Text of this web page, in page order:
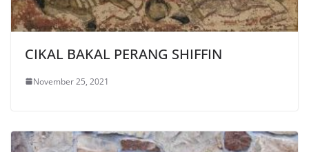
CIKAL BAKAL PERANG SHIFFIN
November 25, 2021